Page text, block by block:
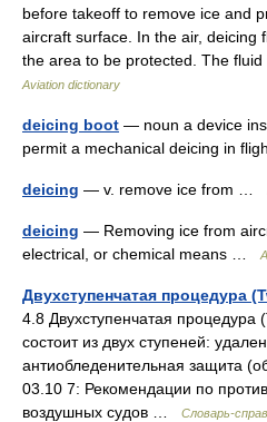
before takeoff to remove ice and
aircraft surface. In the air, deicing
the area to be protected. The
Aviation dictionary
deicing boot — noun a device
permit a mechanical deicing in
deicing — v. remove ice from …
deicing — Removing ice from
electrical, or chemical means …
Двухступенчатая процедура
4.8 Двухступенчатая процедура
состоит из двух ступеней:
антиобледенительная защита
03.10 7: Рекомендации по
воздушных судов …
Словарь-